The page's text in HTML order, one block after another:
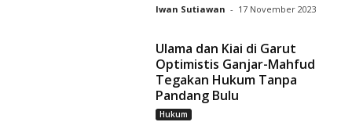
Iwan Sutiawan - 17 November 2023
Ulama dan Kiai di Garut
Optimistis Ganjar-Mahfud
Tegakan Hukum Tanpa
Pandang Bulu
Hukum